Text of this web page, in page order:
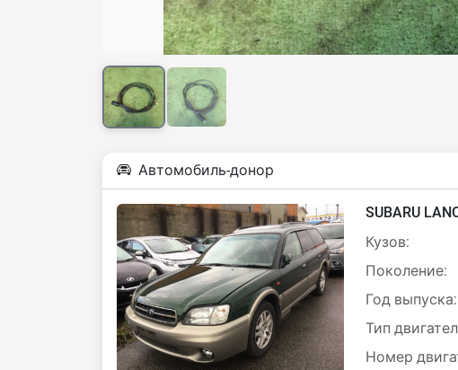
Автомобиль-донор
SUBARU
Кузов:
Поколение:
Год выпуска:
Тип
Номер